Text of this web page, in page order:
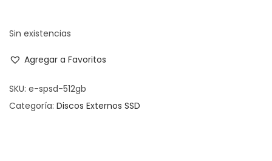
Sin existencias
Agregar a Favoritos
SKU: e-spsd-512gb
Categoría: Discos Externos SSD